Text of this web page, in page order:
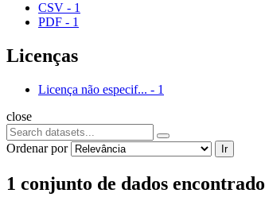
CSV - 1
PDF - 1
Licenças
Licença não especif... - 1
close
Ordenar por Ir
1 conjunto de dados encontrado